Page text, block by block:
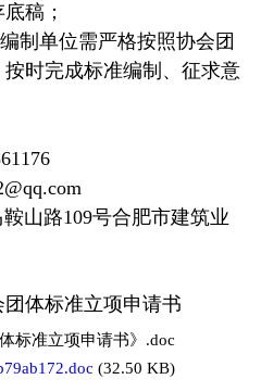
稿；
单位需严格按照协会团
时完成标准编制、征求意
路109号合肥市建筑业
体标准立项申请书
标准立项申请书》.doc
(32.50 KB)